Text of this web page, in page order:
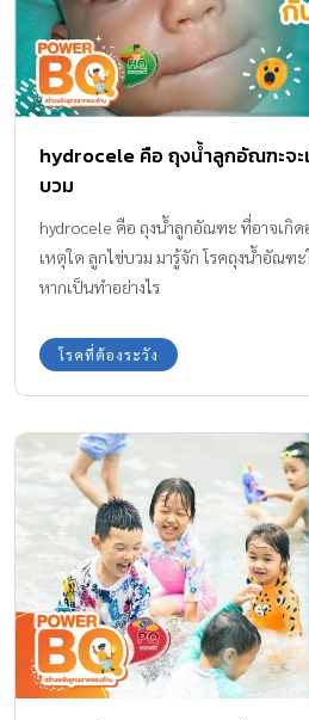
hydrocele คือ ถุงน้ำลูกอัณฑะจะ
บวม
hydrocele คือ ถุงน้ำลูกอัณฑะ ที่อาจเกิด
เหตุใด ลูกไข่บวม มารู้จัก โรคถุงน้ำอัณฑ
หากเป็นทำอย่างไร
โรคที่ต้องระวัง